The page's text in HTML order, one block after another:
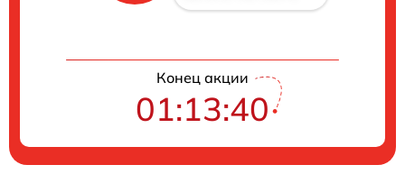
Конец акции
01:13:39